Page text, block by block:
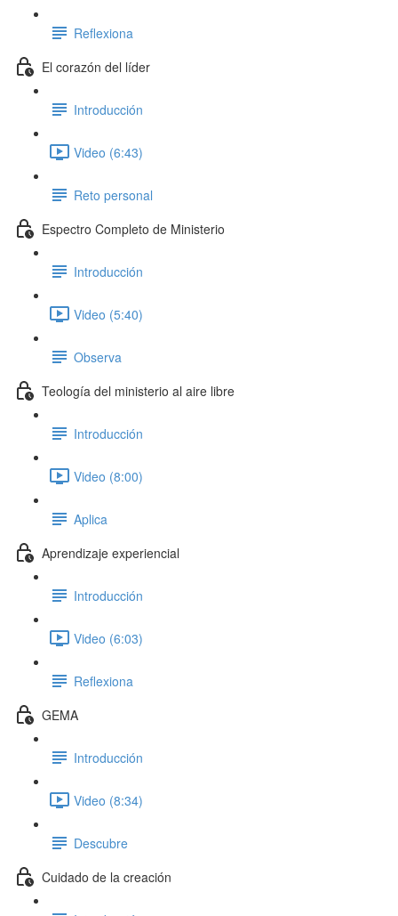
Reflexiona
El corazón del líder
Introducción
Video (6:43)
Reto personal
Espectro Completo de Ministerio
Introducción
Video (5:40)
Observa
Teología del ministerio al aire libre
Introducción
Video (8:00)
Aplica
Aprendizaje experiencial
Introducción
Video (6:03)
Reflexiona
GEMA
Introducción
Video (8:34)
Descubre
Cuidado de la creación